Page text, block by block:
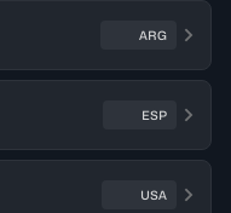
ARG
ESP
USA